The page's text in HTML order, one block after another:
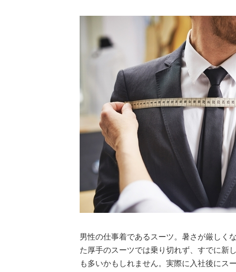
男性の仕事着であるスーツ。暑さが厳しく
た厚手のスーツでは乗り切れず、すでに新
も多いかもしれません。実際に入社後にス